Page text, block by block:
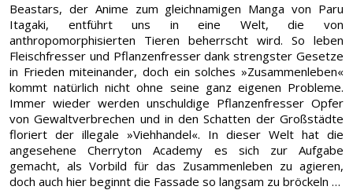
Beastars, der Anime zum gleichnamigen Manga von Paru
Itagaki, entführt uns in eine Welt, die von
anthropomorphisierten Tieren beherrscht wird. So leben
Fleischfresser und Pflanzenfresser dank strengster Gesetze
in Frieden miteinander, doch ein solches »Zusammenleben«
kommt natürlich nicht ohne seine ganz eigenen Probleme.
Immer wieder werden unschuldige Pflanzenfresser Opfer
von Gewaltverbrechen und in den Schatten der Großstädte
floriert der illegale »Viehhandel«. In dieser Welt hat die
angesehene Cherryton Academy es sich zur Aufgabe
gemacht, als Vorbild für das Zusammenleben zu agieren,
doch auch hier beginnt die Fassade so langsam zu bröckeln …